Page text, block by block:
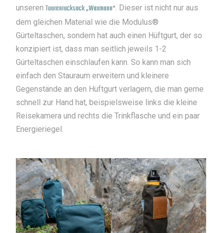
unserenTourenrucksack „Waxmann“. Dieser ist nicht nur aus
dem gleichen Material wie die Modulus®
Gürteltaschen, sondern hat auch einen Hüftgurt, der so
konzipiert ist, dass man seitlich jeweils 1-2
Gürteltaschen einschlaufen kann. So kann man sich
einfach den Stauraum erweitern und kleinere
Gegenstände an den Hüftgurt verlagern, die man gerne
schnell zur Hand hat, beispielsweise links die kleine
Reisekamera und rechts die Trinkflasche und ein paar
Energieriegel.